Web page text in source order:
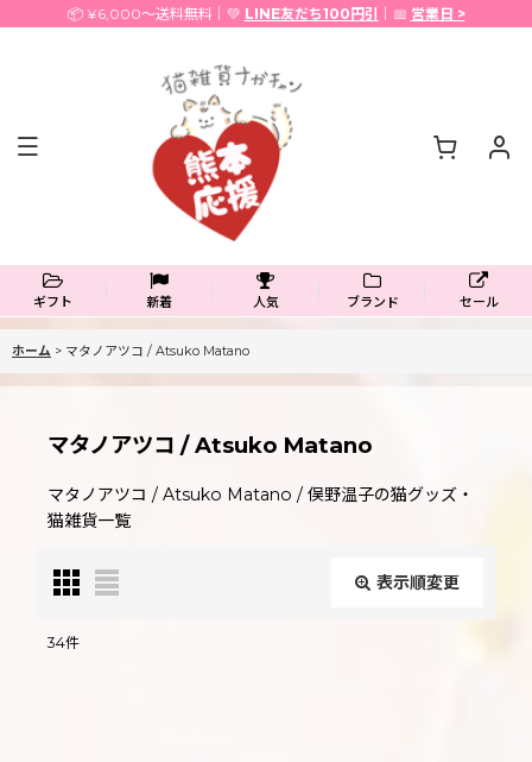
📦 ¥6,000〜送料無料｜💚 LINE友だち100円引 ｜📅 営業日 >
ギフト 新着 人気 ブランド セール
ホーム > マタノアツコ / Atsuko Matano
マタノアツコ / Atsuko Matano
マタノアツコ / Atsuko Matano / 俣野温子の猫グッズ・
猫雑貨一覧
表示順変更
34件